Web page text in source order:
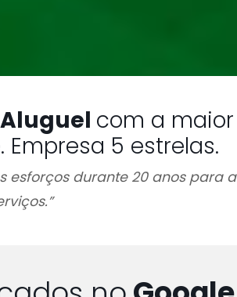
com a
5 estrelas.
esforços durante 20 anos para